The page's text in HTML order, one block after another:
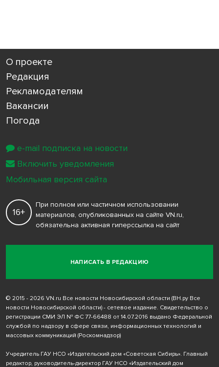
О проекте
Редакция
Рекламодателям
Вакансии
Погода
НАПИСАТЬ В РЕДАКЦИЮ
16+
При полном или частичном использовании
материалов, опубликованных на сайте VN.ru,
обязательна активная гиперссылка на сайт
© 2015 - 2026 VN.ru Все новости Новосибирской области (ВН.ру Все
новости Новосибирской области) - сетевое издание. Свидетельство о
регистрации СМИ ЭЛ № ФС 77-66488 от 14.07.2016 выдано Федеральной
службой по надзору в сфере связи, информационных технологий и
массовых коммуникаций (Роскомнадзор)
Учредитель ГАУ НСО «Издательский дом «Советская Сибирь». Главный
редактор, руководитель-директор ГАУ НСО «Издательский дом
e-mail подписка на новости
Включить уведомления
Мобильная версия сайта